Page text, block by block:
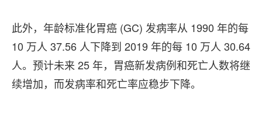
此外，年龄标准化胃癌 (GC) 发病率从 1990 年的每
10 万人 37.56 人下降到 2019 年的每 10 万人 30.64
人。预计未来 25 年，胃癌新发病例和死亡人数将继
续增加，而发病率和死亡率应稳步下降。